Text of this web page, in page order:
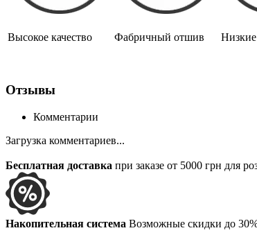
Высокое качество Фабричный отшив
Отзывы
Комментарии
Загрузка комментариев...
Бесплатная доставка при заказе от 5000 грн для
Накопительная система Возможные скидки до